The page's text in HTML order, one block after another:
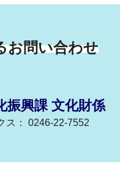
お問い合わせ
振興課 文化財係
ス： 0246-22-7552